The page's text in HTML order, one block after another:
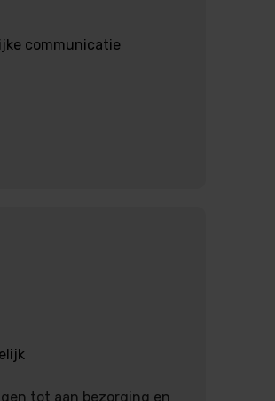
communicatie
tot aan bezorging en